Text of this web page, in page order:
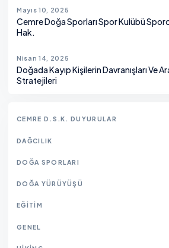
Mayıs 10, 2025
Cemre Doğa Sporları Spor Kulübü
Hak.
Nisan 14, 2025
Doğada Kayıp Kişilerin Davranışları Ve
Stratejileri
CEMRE D.S.K. DUYURULAR
DAĞCILIK
DOĞA SPORLARI
DOĞA YÜRÜYÜŞÜ
EĞITIM
GENEL